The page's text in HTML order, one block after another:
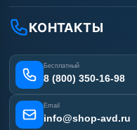
Статьи
Лизинг
Получить скидку
Ремонт АВД
Сертификаты
Отзывы наших
Карта сайта
КОНТАКТЫ
Бесплатный
8 (800) 350-16-98
Email
info@shop-avd.ru